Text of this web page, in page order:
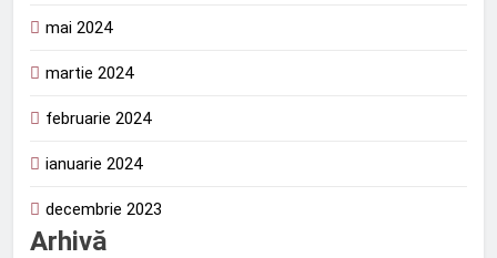
mai 2024
martie 2024
februarie 2024
ianuarie 2024
decembrie 2023
Arhivă